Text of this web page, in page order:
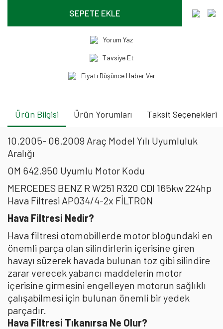
SEPETE EKLE
Yorum Yaz
Tavsiye Et
Fiyatı Düşünce Haber Ver
Ürün Bilgisi Ürün Yorumları Taksit Seçenekleri
10.2005- 06.2009 Araç Model Yılı Uyumluluk
Aralığı
OM 642.950 Uyumlu Motor Kodu
MERCEDES BENZ R W251 R320 CDI 165kw 224hp
Hava Filtresi AP034/4-2x FİLTRON
Hava Filtresi Nedir?
Hava filtresi otomobillerde motor bloğundaki en
önemli parça olan silindirlerin içerisine giren
havayı süzerek havada bulunan toz gibi silindire
zarar verecek yabancı maddelerin motor
içerisine girmesini engelleyen motorun sağlıklı
çalışabilmesi için bulunan önemli bir yedek
parçadır.
Hava Filtresi Tıkanırsa Ne Olur?